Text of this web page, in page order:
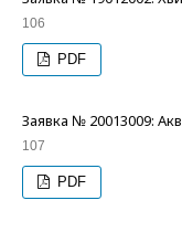
106
PDF
Заявка № 20013009:
107
PDF